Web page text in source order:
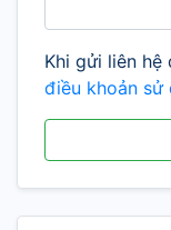
Khi gửi liên hệ
điều khoản sử